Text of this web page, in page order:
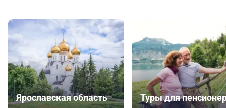
Ярославская область Туры для